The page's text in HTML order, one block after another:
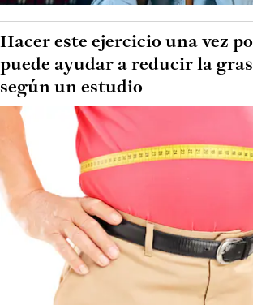
Hacer este ejercicio una vez
puede ayudar a reducir la
según un estudio